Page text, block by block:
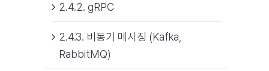
2.4.2. gRPC
2.4.3. 비동기 메시징 (Kafka,
RabbitMQ)